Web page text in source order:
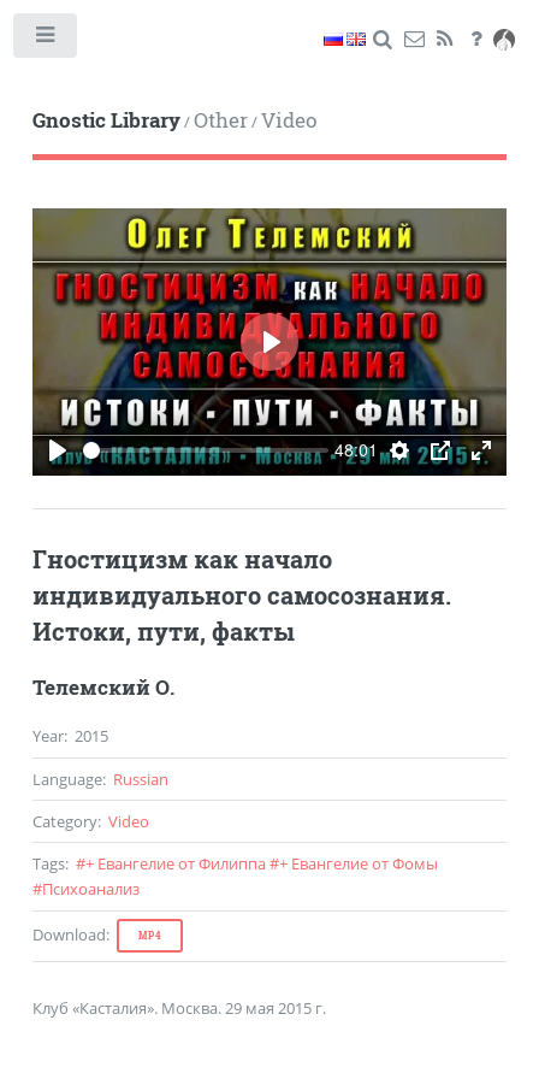
Gnostic Library/Other/Video
PLAY
48:01
SETTINGS
PIP
PLAY
Гностицизм как начало
индивидуального самосознания.
Истоки, пути, факты
Телемский О.
Year: 2015
Language: Russian
Category: Video
Tags: #+ Евангелие от Филиппа#+ Евангелие от Фомы
#Психоанализ
Download: MP4
Клуб «Касталия». Москва. 29 мая 2015 г.